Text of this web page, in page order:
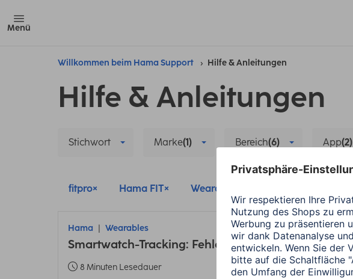
Menü
Willkommen beim Hama Support Hilfe & Anleitungen
Hilfe & Anleitungen
Stichwort Marke(1) Bereich(6) App(2)
fitpro Hama FIT Wearables
Hama Wearables
Smartwatch-Tracking: Fehler bei Energiesparen
8 Minuten Lesedauer